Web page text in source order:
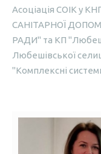
Асоціація СОІК у
САНІТАРНОЇ
РАДИ" та КП
Любешівської
"Комплексні